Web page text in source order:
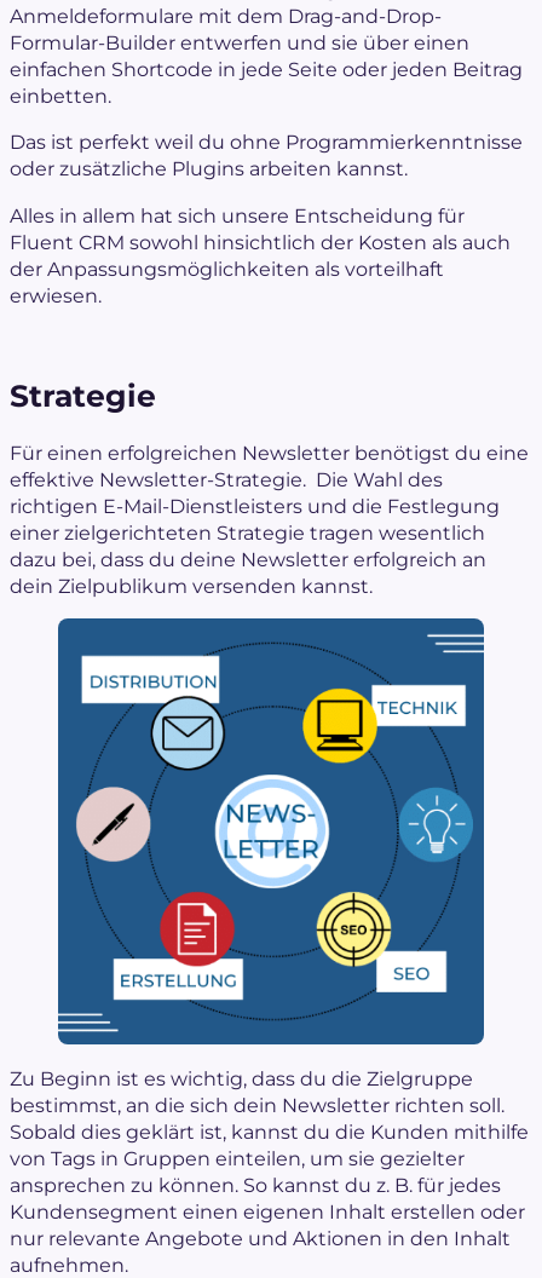
Anmeldeformulare mit dem Drag-and-Drop-
Formular-Builder entwerfen und sie über einen
einfachen Shortcode in jede Seite oder jeden Beitrag
einbetten.
Das ist perfekt weil du ohne Programmierkenntnisse
oder zusätzliche Plugins arbeiten kannst.
Alles in allem hat sich unsere Entscheidung für
Fluent CRM sowohl hinsichtlich der Kosten als auch
der Anpassungsmöglichkeiten als vorteilhaft
erwiesen.
Strategie
Für einen erfolgreichen Newsletter benötigst du eine
effektive Newsletter-Strategie. Die Wahl des
richtigen E-Mail-Dienstleisters und die Festlegung
einer zielgerichteten Strategie tragen wesentlich
dazu bei, dass du deine Newsletter erfolgreich an
dein Zielpublikum versenden kannst.
Zu Beginn ist es wichtig, dass du die Zielgruppe
bestimmst, an die sich dein Newsletter richten soll.
Sobald dies geklärt ist, kannst du die Kunden mithilfe
von Tags in Gruppen einteilen, um sie gezielter
ansprechen zu können. So kannst du z. B. für jedes
Kundensegment einen eigenen Inhalt erstellen oder
nur relevante Angebote und Aktionen in den Inhalt
aufnehmen.